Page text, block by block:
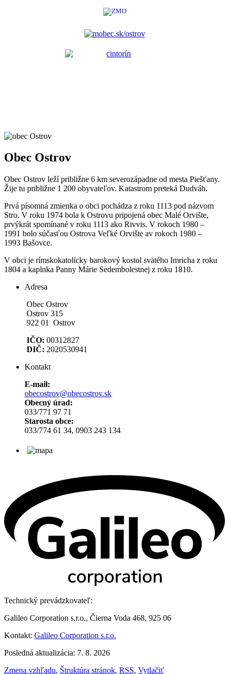
Obec Ostrov
Obec Ostrov leží približne 6 km severozápadne od mesta Piešťany.
Žije tu približne 1 200 obyvateľov. Katastrom preteká Dudváh.
Prvá písomná zmienka o obci pochádza z roku 1113 pod názvom
Stro. V roku 1974 bola k Ostrovu pripojená obec Malé Orvište,
prvýkrát spomínané v roku 1113 ako Rivvis. V rokoch 1980 –
1991 bolo súčasťou Ostrova Veľké Orvište av rokoch 1980 –
1993 Bašovce.
V obci je rímskokatolícky barokový kostol svätého Imricha z roku
1804 a kaplnka Panny Márie Sedembolestnej z roku 1810.
Adresa
Obec Ostrov
Ostrov 315
922 01 Ostrov
IČO: 00312827
DIČ: 2020530941
Kontakt
E-mail:
obecostrov@obecostrov.sk
Obecný úrad:
033/771 97 71
Starosta obce:
033/774 61 34, 0903 243 134
Technický prevádzkovateľ:
Galileo Corporation s.r.o., Čierna Voda 468, 925 06
Kontakt: Galileo Corporation s.r.o.
Posledná aktualizácia: 7. 8. 2026
Zmena vzhľadu, Štruktúra stránok, RSS, Vytlačiť